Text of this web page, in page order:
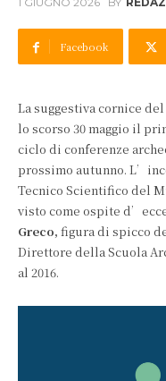
Facebook
La suggestiva cornice
lo scorso 30 maggio il
ciclo di conferenze
prossimo autunno.
Tecnico Scientifico del
visto come ospite
Greco, figura di spicco
Direttore della Scuola
al 2016.